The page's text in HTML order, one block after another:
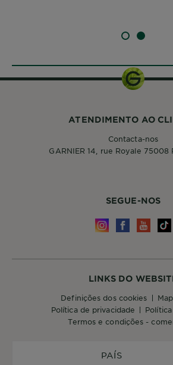
SLIDE 1
SLIDE
PAÍS
LINKS DO
definições dos cookies
política de privacidade
termos e condições -
SEGUE-NOS
ATENDIMENTO AO
Contacta-nos
GARNIER 14, rue Royale 75008